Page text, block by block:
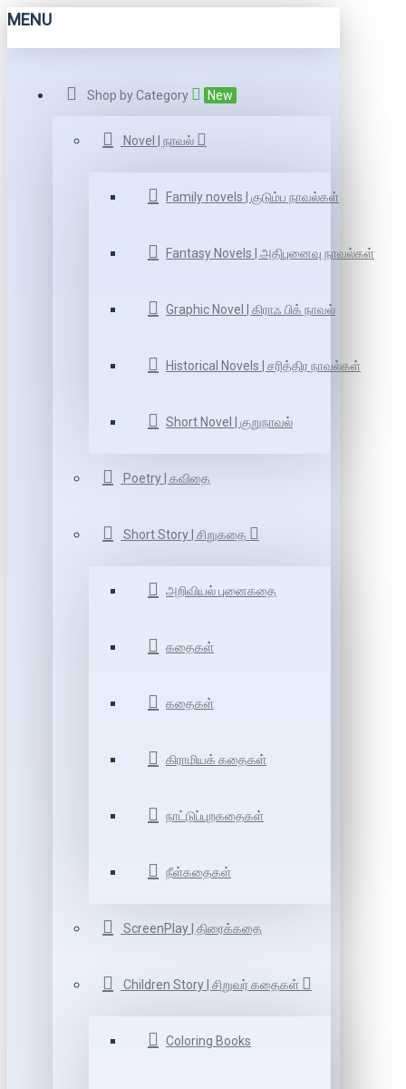
MENU
Shop by Category New
Novel | நாவல்
Family novels | குடும்ப நாவல்கள்
Fantasy Novels | அதிபுனைவு நாவல்கள்
Graphic Novel | கிராஃ பிக் நாவல்
Historical Novels | சரித்திர நாவல்கள்
Short Novel | குறுநாவல்
Poetry | கவிதை
Short Story | சிறுகதை
அறிவியல் புனைகதை
கதைகள்
கதைகள்
கிராமியக் கதைகள்
நாட்டுப்புறகதைகள்
நீள்கதைகள்
ScreenPlay | திரைக்கதை
Children Story | சிறுவர் கதைகள்
Coloring Books